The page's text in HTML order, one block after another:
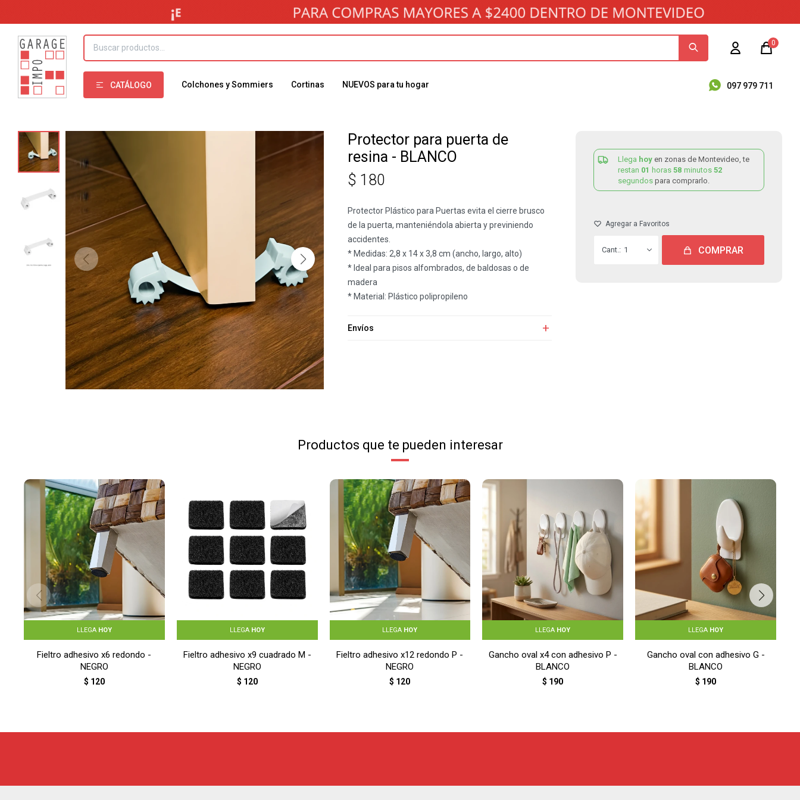
CATÁLOGO Colchones y Sommiers Cortinas NUEVOS para tu hogar 097 979 711
0
Protector para puerta de
resina - BLANCO
$ 180
Protector Plástico para Puertas evita el cierre brusco
de la puerta, manteniéndola abierta y previniendo
accidentes.
* Medidas: 2,8 x 14 x 3,8 cm (ancho, largo, alto)
* Ideal para pisos alfombrados, de baldosas o de
madera
* Material: Plástico polipropileno
Envíos
Llega hoy en zonas de Montevideo, te
restan 01 horas 58 minutos 52
segundos para comprarlo.
1 COMPRAR
Productos que te pueden interesar
LLEGA HOY
Fieltro adhesivo x6 redondo -
NEGRO
$ 120
LLEGA HOY
Fieltro adhesivo x9 cuadrado M -
NEGRO
$ 120
LLEGA HOY
Fieltro adhesivo x12 redondo P -
NEGRO
$ 120
LLEGA HOY
Gancho oval x4 con adhesivo P -
BLANCO
$ 190
LLEGA HOY
Gancho oval con adhesivo G -
BLANCO
$ 190